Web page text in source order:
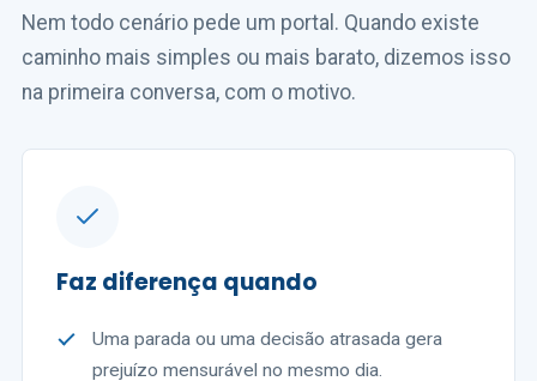
Nem todo cenário pede um portal. Quando existe
caminho mais simples ou mais barato, dizemos isso
na primeira conversa, com o motivo.
Faz diferença quando
Uma parada ou uma decisão atrasada gera
prejuízo mensurável no mesmo dia.